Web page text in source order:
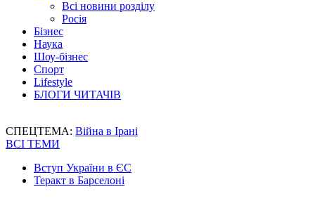
Всі новини розділу
Росія
Бізнес
Наука
Шоу-бізнес
Спорт
Lifestyle
БЛОГИ ЧИТАЧІВ
СПЕЦТЕМА: Війна в Ірані
ВСІ ТЕМИ
Вступ України в ЄС
Теракт в Барселоні